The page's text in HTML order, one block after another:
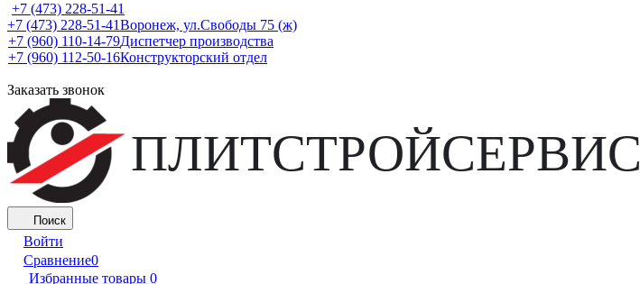
+7 (473) 228-51-41
+7 (473) 228-51-41Воронеж, ул.Свободы 75 (ж)
+7 (960) 110-14-79Диспетчер производства
+7 (960) 112-50-16Конструкторский отдел
Заказать звонок
ПЛИТСТРОЙСЕРВИС
Поиск
Войти
Сравнение0
Избранные товары 0